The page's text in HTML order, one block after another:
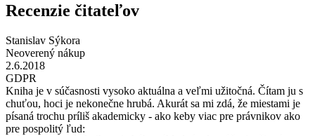
Recenzie čitateľov
Stanislav Sýkora
Neoverený nákup
2.6.2018
GDPR
Kniha je v súčasnosti vysoko aktuálna a veľmi užitočná. Čítam ju s
chuťou, hoci je nekonečne hrubá. Akurát sa mi zdá, že miestami je
písaná trochu príliš akademicky - ako keby viac pre právnikov ako
pre pospolitý ľud: